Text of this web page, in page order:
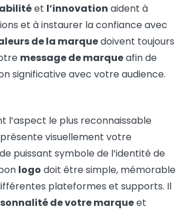
et l’innovation aident à
et à instaurer la confiance avec
de la marquedoivent toujours
message de marqueafin de
significative avec votre audience.
l’aspect le plus reconnaissable
visuellement votre
puissant symbole de l’identité de
logo doit être simple, mémorable
plateformes et supports. Il
de votre marqueet